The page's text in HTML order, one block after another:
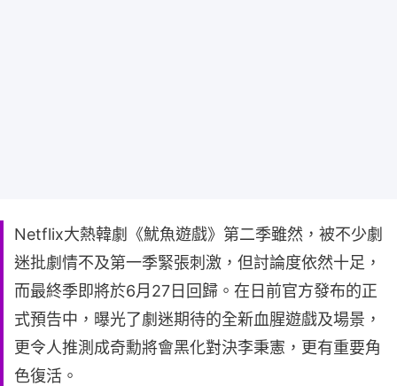
Netflix大熱韓劇《魷魚遊戲》第二季雖然，被不少劇
迷批劇情不及第一季緊張刺激，但討論度依然十足，
而最終季即將於6月27日回歸。在日前官方發布的正
式預告中，曝光了劇迷期待的全新血腥遊戲及場景，
更令人推測成奇勳將會黑化對決李秉憲，更有重要角
色復活。